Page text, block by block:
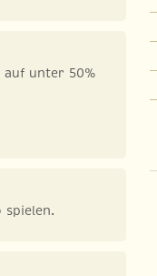
unter 50%
spielen.